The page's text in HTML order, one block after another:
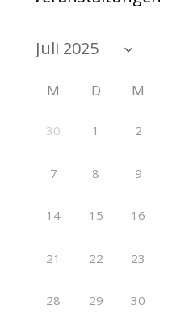
M D M
30 1 2
7 8 9
14 15 16
21 22 23
28 29 30